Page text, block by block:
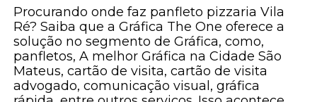
Procurando onde faz panfleto pizzaria Vila
Ré? Saiba que a Gráfica The One oferece a
solução no segmento de Gráfica, como,
panfletos, A melhor Gráfica na Cidade São
Mateus, cartão de visita, cartão de visita
advogado, comunicação visual, gráfica